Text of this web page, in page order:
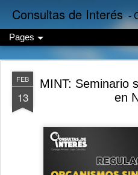
Consultas de Interés -
Pages
FEB
13
MINT: Seminario
en